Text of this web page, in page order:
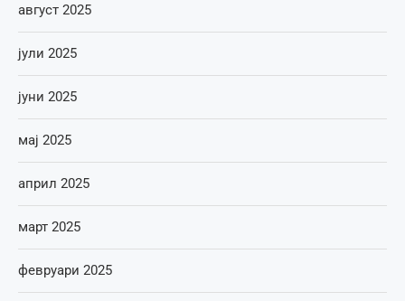
август 2025
јули 2025
јуни 2025
мај 2025
април 2025
март 2025
февруари 2025